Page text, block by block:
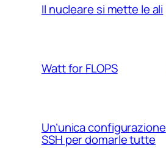
Il nucleare si mette le ali
Watt for FLOPS
Un’unica configurazione
SSH per domarle tutte